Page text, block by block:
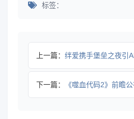
标签：
上一篇： 绊爱携手堡垒之夜引
下一篇： 《噬血代码2》前瞻公布